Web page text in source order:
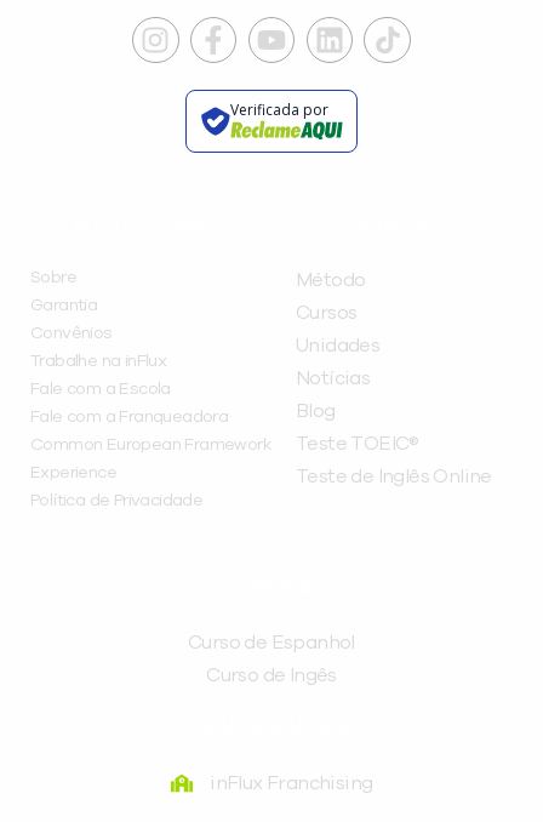
Verificada por
Sobre
Garantia
Convênios
Trabalhe na inFlux
Fale com a Escola
Fale com a Franqueadora
Common European Framework
Experience
Política de Privacidade
Método
Cursos
Unidades
Notícias
Blog
Teste TOEIC®
Teste de Inglês Online
Curso de Espanhol
Curso de Ingês
inFlux Franchising